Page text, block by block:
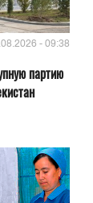
- 09:38
партию